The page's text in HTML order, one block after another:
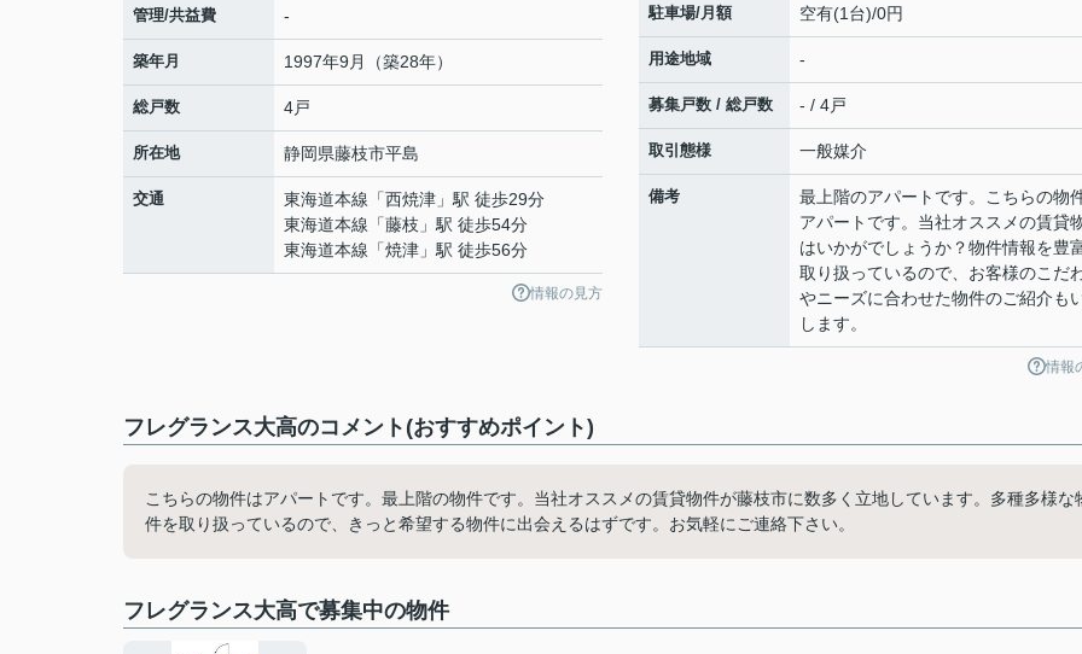
管理/共益費 -
築年月 1997年9月（築28年）
総戸数 4戸
所在地 静岡県藤枝市平島
交通 東海道本線 「西焼津 」駅 徒歩29分
東海道本線 「藤枝 」駅 徒歩54分
東海道本線 「焼津 」駅 徒歩56分
情報の見方
駐車場/月額 空有(1台)/0円
用途地域 -
募集戸数 / 総戸数 - / 4戸
取引態様 一般媒介
備考
最上階のアパートです。こちらの物
アパートです。当社オススメの賃貸
はいかがでしょうか？物件情報を豊
取り扱っているので、お客様のこだ
やニーズに合わせた物件のご紹介も
します。
情報
フレグランス大高のコメント(おすすめポイント)
こちらの物件はアパートです。最上階の物件です。当社オススメの賃貸物件が藤枝市に数多く立地しています。多種多様な
件を取り扱っているので、きっと希望する物件に出会えるはずです。お気軽にご連絡下さい。
フレグランス大高で募集中の物件